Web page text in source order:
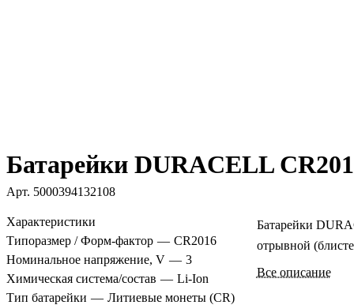
Батарейки DURACELL
Арт. 5000394132108
Характеристики
Типоразмер / Форм-фактор — CR2016
Номинальное напряжение, V — 3
Химическая система/состав — Li-Ion
Тип батарейки — Литиевые монеты (CR)
Батарейки
отрывной
Все описание